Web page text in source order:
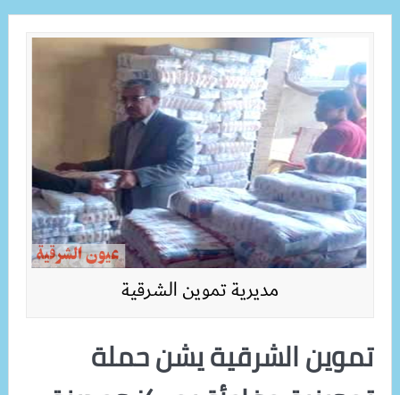
مديرية تموين الشرقية
تموين الشرقية يشن حملة